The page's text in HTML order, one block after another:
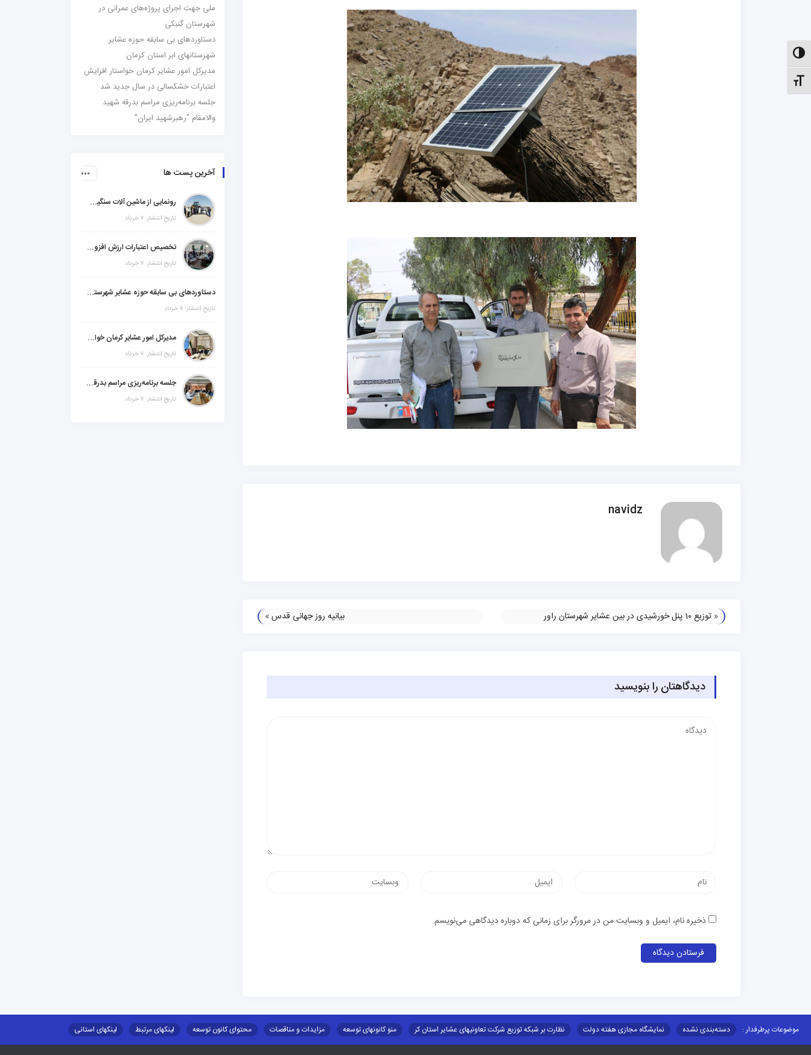
حالت کنتراست بالا
تنظیم اندازهٔ فونت
navidz
« توزیع 10 پنل خورشیدی در بین عشایر شهرستان راور بیانیه روز جهانی قدس»
دیدگاهتان را بنویسید
پست
وب‌سایت
ذخیره نام، ایمیل و وبسایت من در مرورگر برای زمانی که دوباره دیدگاهی می‌نویسم.
ملی جهت اجرای پروژه‌های عمرانی در
شهرستان گنبکی
دستاوردهای بی سابقه حوزه عشایر
شهرستانهای ابر استان کرمان
مدیرکل امور عشایر کرمان خواستار افزایش
اعتبارات خشکسالی در سال جدید شد
جلسه برنامه‌ریزی مراسم بدرقه شهید
والامقام “رهبرشهید ایران”
آخرین پست ها
رونمایی از ماشین آلات سنگین راهسازی در شهرستانهای ریگان و گنبکی
تاریخ انتشار: ۷ خرداد
تخصیص اعتبارات ارزش افزوده، استانی و ملی جهت اجرای پروژه‌های عمرانی در شهرستان گنبکی
تاریخ انتشار: ۷ خرداد
دستاوردهای بی سابقه حوزه عشایر شهرستانهای ابر استان کرمان
تاریخ انتشار: ۷ خرداد
مدیرکل امور عشایر کرمان خواستار افزایش اعتبارات خشکسالی در سال جدید شد
تاریخ انتشار: ۷ خرداد
جلسه برنامه‌ریزی مراسم بدرقه شهید والامقام "رهبرشهید ایران"
تاریخ انتشار: ۷ خرداد
موضوعات پرطرفدار : دسته‌بندی نشده نمایشگاه مجازی هفته دولت نظارت بر شبکه توزیع شرکت تعاونیهای عشایر استان کر منو کانونهای توسعه مزایدات و مناقصات محتوای کانون توسعه لینکهای مرتبط
لینکهای استانی